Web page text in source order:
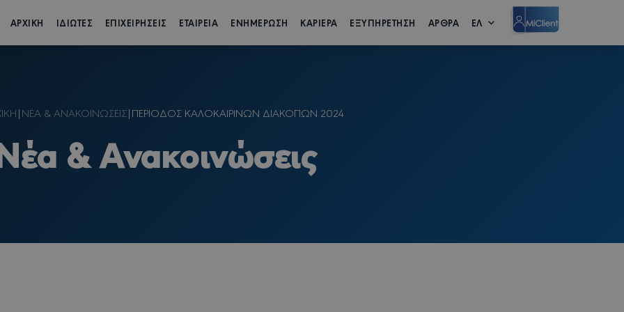
ΑΡΧΙΚΗ ΙΔΙΩΤΕΣ ΕΠΙΧΕΙΡΗΣΕΙΣ ΕΤΑΙΡΕΙΑ ΕΝΗΜΕΡΩΣΗ ΚΑΡΙΕΡΑ ΕΞΥΠΗΡΕΤΗΣΗ ΑΡΘΡΑ ΕΛ
|NΕΑ & ΑΝΑΚΟΙΝΩΣΕΙΣ|ΠΕΡΙΟΔΟΣ ΚΑΛΟΚΑΙΡΙΝΩΝ ΔΙΑΚΟΠΩΝ 2024
& Ανακοινώσεις